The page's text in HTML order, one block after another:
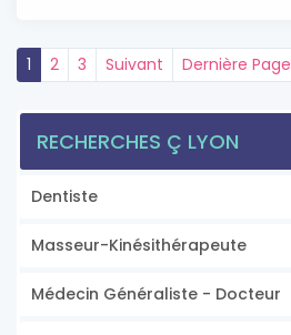
1 2 3 Suivant Dernière Page
RECHERCHES Ç LYON
Dentiste
Masseur-Kinésithérapeute
Médecin Généraliste - Docteur